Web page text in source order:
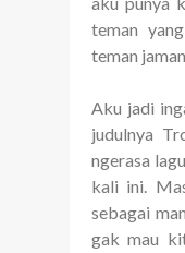
teman
teman
Aku jadi
judulnya
ngerasa
kali ini.
sebagai
gak mau